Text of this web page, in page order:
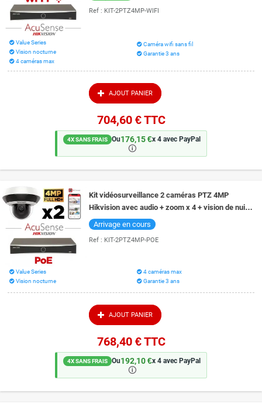
Ref : KIT-2PTZ4MP-WIFI
Value Series
Vision nocturne
4 caméras max
Caméra wifi sans fil
Garantie 3 ans
AJOUT PANIER
704,60 €TTC
4X SANS FRAIS Ou176,15 €x 4 avec PayPal
🛈
Kit vidéosurveillance 2 caméras PTZ 4MP
Hikvision avec audio + zoom x 4 + vision de nuit
20 mètres technologie EXIR 2.0
Arrivage en cours
Ref : KIT-2PTZ4MP-POE
Value Series
Vision nocturne
4 caméras max
Garantie 3 ans
AJOUT PANIER
768,40 €TTC
4X SANS FRAIS Ou192,10 €x 4 avec PayPal
🛈